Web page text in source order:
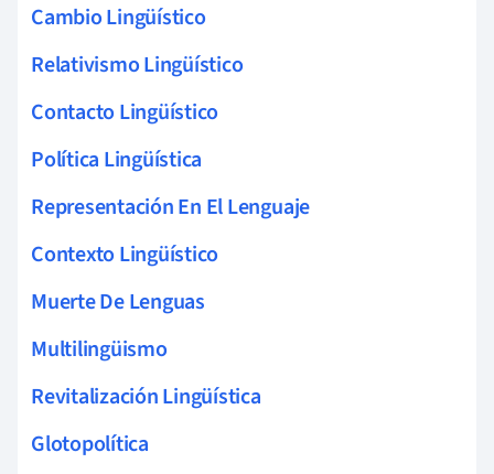
Cambio Lingüístico
Relativismo Lingüístico
Contacto Lingüístico
Política Lingüística
Representación En El Lenguaje
Contexto Lingüístico
Muerte De Lenguas
Multilingüismo
Revitalización Lingüística
Glotopolítica